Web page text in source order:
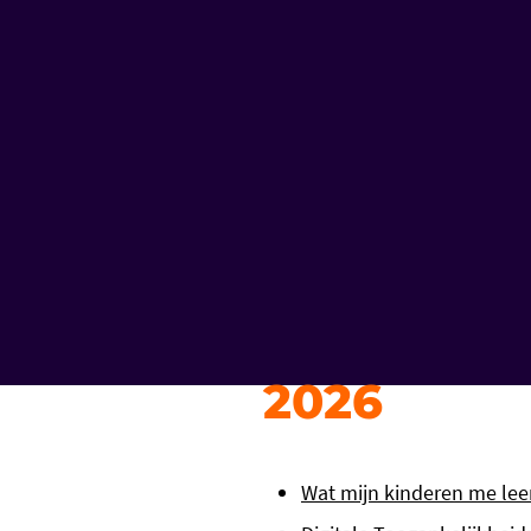
2026
Wat mijn kinderen me